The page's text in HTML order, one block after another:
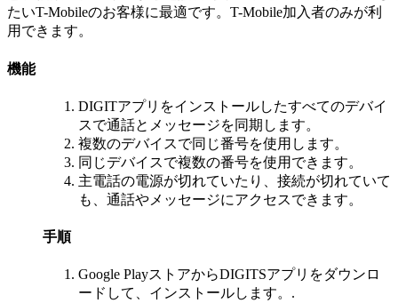
たいT-Mobileのお客様に最適です。T-Mobile加入者のみが利
用できます。
機能
DIGITアプリをインストールしたすべてのデバイ
スで通話とメッセージを同期します。
複数のデバイスで同じ番号を使用します。
同じデバイスで複数の番号を使用できます。
主電話の電源が切れていたり、接続が切れていて
も、通話やメッセージにアクセスできます。
手順
Google PlayストアからDIGITSアプリをダウンロ
ードして、インストールします。.